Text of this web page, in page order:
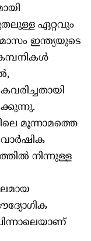
ഏറ്റവും
ഇന്ത്യയുടെ
മൂന്നാമത്തെ
നിന്നുള്ള